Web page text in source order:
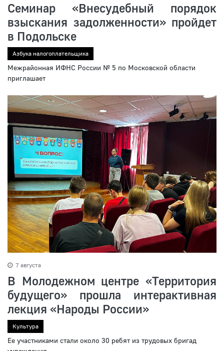
Семинар «Внесудебный порядок
взыскания задолженности» пройдет
в Подольске
Азбука налогоплательщика
Межрайонная ИФНС России № 5 по Московской области
приглашает
7 августа
В Молодежном центре «Территория
будущего» прошла интерактивная
лекция «Народы России»
Культура
Ее участниками стали около 30 ребят из трудовых бригад